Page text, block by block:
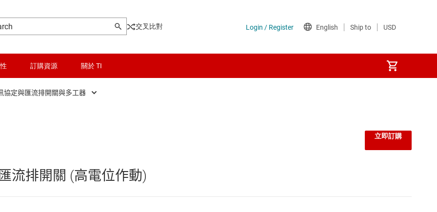
交叉比對
訂購資源 關於 TI
邏輯和電壓轉換
器
協定與匯流排開關與多工器
流排開關 (高電位作動)
立即訂購